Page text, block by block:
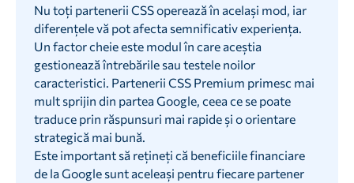
Nu toți partenerii CSS operează în același mod, iar
diferențele vă pot afecta semnificativ experiența.
Un factor cheie este modul în care aceștia
gestionează întrebările sau testele noilor
caracteristici. Partenerii CSS Premium primesc mai
mult sprijin din partea Google, ceea ce se poate
traduce prin răspunsuri mai rapide și o orientare
strategică mai bună.
Este important să rețineți că beneficiile financiare
de la Google sunt aceleași pentru fiecare partener